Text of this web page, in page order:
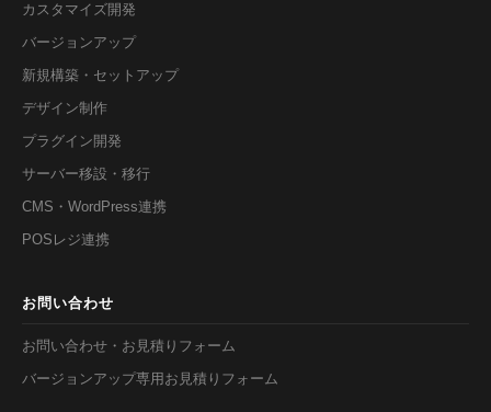
カスタマイズ開発
バージョンアップ
新規構築・セットアップ
デザイン制作
プラグイン開発
サーバー移設・移行
CMS・WordPress連携
POSレジ連携
お問い合わせ
お問い合わせ・お見積りフォーム
バージョンアップ専用お見積りフォーム